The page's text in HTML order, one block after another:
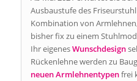
Ausbaustufe des
Kombination von
bisher fix zu einem
Ihr eigenesWunschdesign
Rückenlehne werden zu
neuen Armlehnentypenfrei